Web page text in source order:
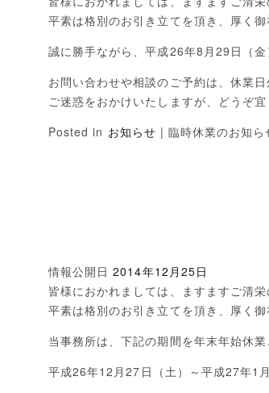
平素は格別のお引き立てを頂き、厚く御
誠に勝手ながら、平成26年8月29日（
お問い合わせや相談のご予約は、休業
ご迷惑をおかけいたしますが、どうぞ宜
Posted in お知らせ | 臨時休業のお知
情報公開日 2014年12月25日
皆様におかれましては、ますますご清
平素は格別のお引き立てを頂き、厚く御
当事務所は、下記の期間を年末年始休業
平成26年12月27日（土）～平成27年1月